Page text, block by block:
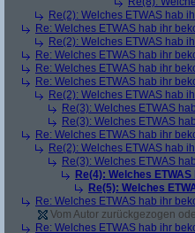
Re(2): Welches ETWAS hab
Re: Welches ETWAS hab ihr
Re(2): Welches ETWAS hab
Re: Welches ETWAS hab ihr
Re: Welches ETWAS hab ihr
Re: Welches ETWAS hab ihr
Re(2): Welches ETWAS hab
Re(3): Welches ETWAS
Re(3): Welches ETWAS
Re: Welches ETWAS hab ihr
Re(2): Welches ETWAS hab
Re(3): Welches ETWAS
Re(4): Welches
Re(5): Welches
Re: Welches ETWAS hab ihr
Vom Autor zurückgezogen
Re: Welches ETWAS hab ihr